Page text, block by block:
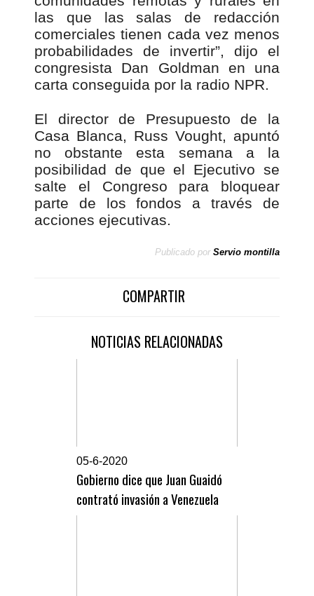
las que las salas de redacción
comerciales tienen cada vez menos
probabilidades de invertir”, dijo el
congresista Dan Goldman en una
carta conseguida por la radio NPR.
El director de Presupuesto de la
Casa Blanca, Russ Vought, apuntó
no obstante esta semana a la
posibilidad de que el Ejecutivo se
salte el Congreso para bloquear
parte de los fondos a través de
acciones ejecutivas.
Publicado por Servio montilla
COMPARTIR
NOTICIAS RELACIONADAS
05-6-2020
Gobierno dice que Juan Guaidó
contrató invasión a Venezuela